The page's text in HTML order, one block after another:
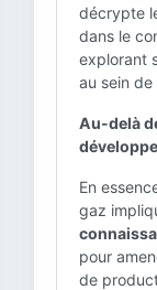
décrypte
dans le
explorant
au sein
Au-delà
En
gaz
pour
de